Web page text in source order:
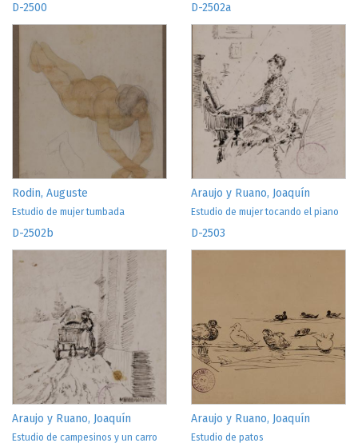
D-2500
Rodin, Auguste
Estudio de mujer tumbada
D-2502a
Araujo y Ruano, Joaquín
Estudio de mujer tocando el piano
D-2502b
Araujo y Ruano, Joaquín
Estudio de campesinos y un carro
D-2503
Araujo y Ruano, Joaquín
Estudio de patos